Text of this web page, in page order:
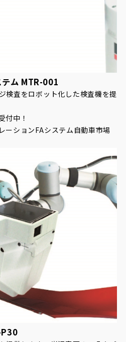
ム MTR-001
検査をロボット化した検査機を提
付中！
ーションFAシステム 自動車市場
P30